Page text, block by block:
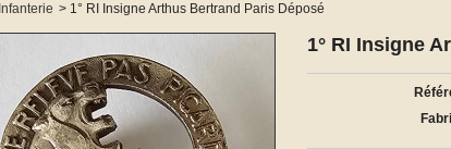
Infanterie > 1° RI Insigne Arthus Bertrand Paris Déposé
1° RI Insigne